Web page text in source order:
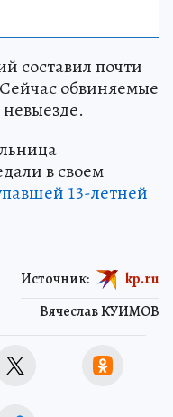
составил почти
обвиняемые
в своем
13-летней
Вячеслав КУИМОВ
Источник: kp.ru